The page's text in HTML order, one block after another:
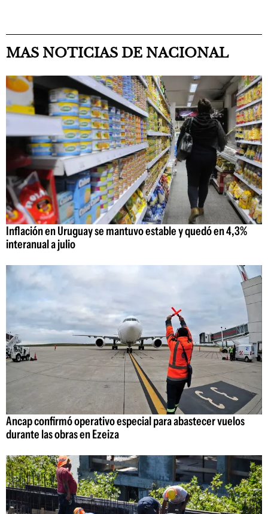
MAS NOTICIAS DE NACIONAL
Inflación en Uruguay se mantuvo estable y quedó en 4,3%
interanual a julio
Ancap confirmó operativo especial para abastecer vuelos
durante las obras en Ezeiza